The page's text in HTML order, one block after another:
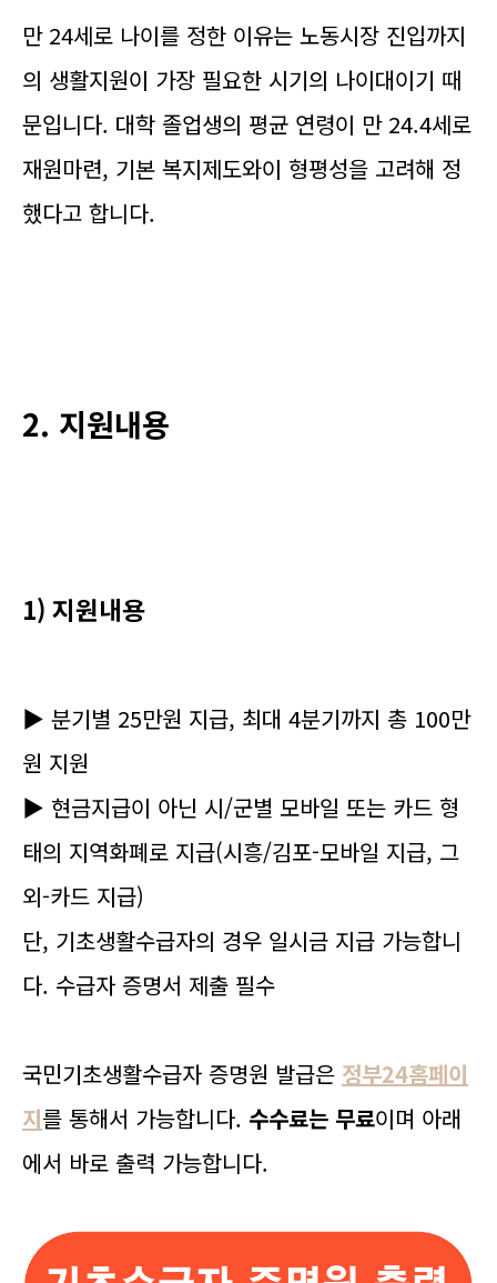
만 24세로 나이를 정한 이유는 노동시장 진입까지
의 생활지원이 가장 필요한 시기의 나이대이기 때
문입니다. 대학 졸업생의 평균 연령이 만 24.4세로
재원마련, 기본 복지제도와이 형평성을 고려해 정
했다고 합니다.
2. 지원내용
1) 지원내용
▶ 분기별 25만원 지급, 최대 4분기까지 총 100만
원 지원
▶ 현금지급이 아닌 시/군별 모바일 또는 카드 형
태의 지역화폐로 지급(시흥/김포-모바일 지급, 그
외-카드 지급)
단, 기초생활수급자의 경우 일시금 지급 가능합니
다. 수급자 증명서 제출 필수
국민기초생활수급자 증명원 발급은 정부24홈페이
지를 통해서 가능합니다. 수수료는 무료이며 아래
에서 바로 출력 가능합니다.